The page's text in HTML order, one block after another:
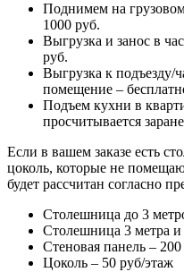
Поднимем на
1000 руб.
Выгрузка и занос в
руб.
Выгрузка к подъезду/
помещение –
Подъем кухни в
просчитывается
Если в вашем заказе есть
цоколь, которые не
будет рассчитан согласно
Столешница до 3
Столешница 3 метра и
Стеновая панель –
Цоколь – 50 руб/этаж